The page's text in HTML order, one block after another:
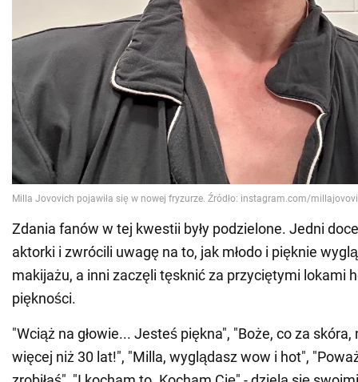
Zdania fanów w tej kwestii były podzielone. Jedni
aktorki i zwrócili uwagę na to, jak młodo i pięknie
makijażu, a inni zaczęli tęsknić za przyciętymi lokami
piękności.
"Wciąż na głowie... Jesteś piękna", "Boże, co za
więcej niż 30 lat!", "Milla, wyglądasz wow i hot",